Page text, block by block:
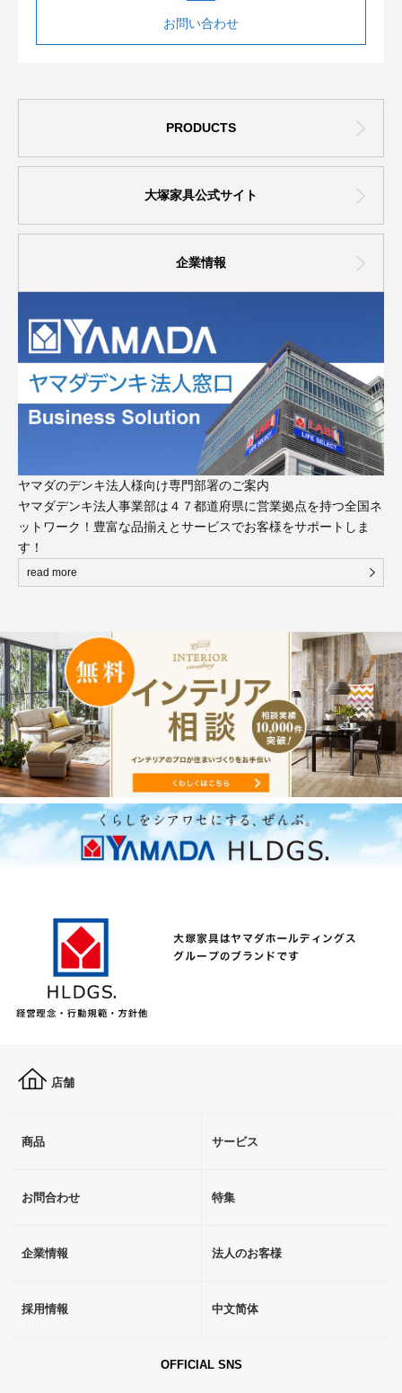
お問い合わせ
PRODUCTS
大塚家具公式サイト
企業情報
ヤマダのデンキ法人様向け専門部署のご案内
ヤマダデンキ法人事業部は４７都道府県に営業拠点を持つ全国ネ
ットワーク！豊富な品揃えとサービスでお客様をサポートしま
す！
read more
店舗
商品 サービス
お問合わせ 特集
企業情報 法人のお客様
採用情報 中文简体
OFFICIAL SNS